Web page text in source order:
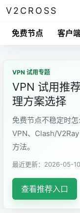
V2CROSS
免费节点 客户
VPN 试用专题
VPN 试用推
理方案选择
免费节点不稳定时
VPN、Clash/
方法。
最近更新：2026-05-10
查看推荐入口